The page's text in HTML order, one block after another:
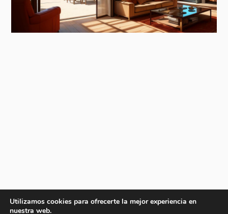
Utilizamos cookies para ofrecerte la mejor experiencia en
nuestra web.